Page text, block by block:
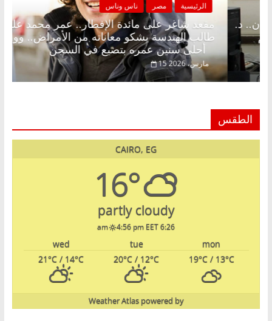
الرئيسية
مقعد شاغر
طالب الهندسة
أحلى سنين عمره بتضيع في السجن
15 مارس، 2026
ناس وناس
على الإفطار وبلكونة بلا زينة رمضان.. د.
فاروق خبير اقتصادي في انتظار حلم
الطقس
CAIRO, EG
16°
partly cloudy
6:26 am
4:56 pm EET
mon
tue
wed
19°C/ 13°C
20°C / 12°C
21°C / 14°C
powered by
Weather Atlas